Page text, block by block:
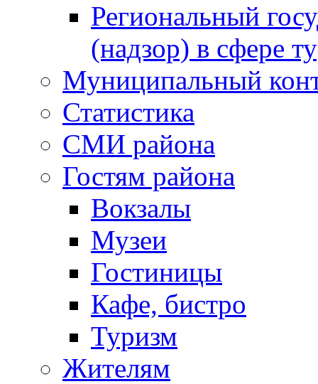
Региональный
(надзор) в сфере
Муниципальный
Статистика
СМИ района
Гостям района
Вокзалы
Музеи
Гостиницы
Кафе, бистро
Туризм
Жителям